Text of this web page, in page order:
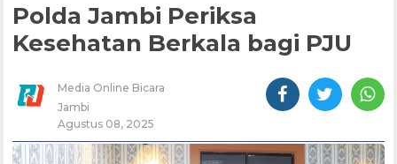
Polda Jambi Periksa
Kesehatan Berkala bagi PJU
Media Online Bicara
Jambi
Agustus 08, 2025